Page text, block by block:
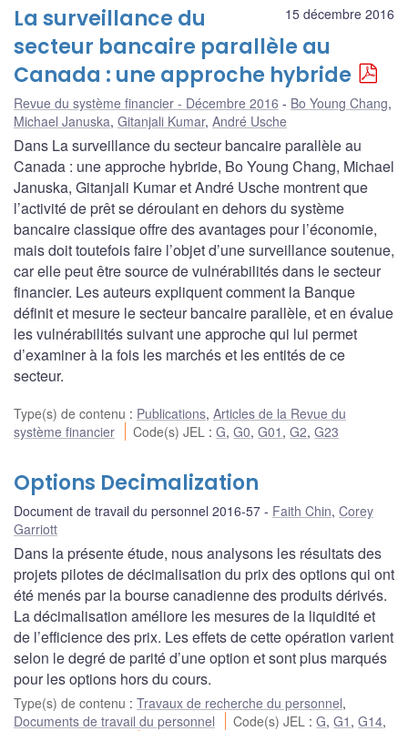
15 décembre 2016
La surveillance du
secteur bancaire parallèle au
Canada : une approche hybride
Revue du système financier - Décembre 2016 Bo Young Chang,
Michael Januska, Gitanjali Kumar, André Usche
Dans La surveillance du secteur bancaire parallèle au
Canada : une approche hybride, Bo Young Chang, Michael
Januska, Gitanjali Kumar et André Usche montrent que
l’activité de prêt se déroulant en dehors du système
bancaire classique offre des avantages pour l’économie,
mais doit toutefois faire l’objet d’une surveillance soutenue,
car elle peut être source de vulnérabilités dans le secteur
financier. Les auteurs expliquent comment la Banque
définit et mesure le secteur bancaire parallèle, et en évalue
les vulnérabilités suivant une approche qui lui permet
d’examiner à la fois les marchés et les entités de ce
secteur.
Type(s) de contenu : Publications, Articles de la Revue du
système financier
Code(s) JEL :G,G0,G01 ,G2,G23
Options Decimalization
Document de travail du personnel 2016-57 Faith Chin, Corey
Garriott
Dans la présente étude, nous analysons les résultats des
projets pilotes de décimalisation du prix des options qui ont
été menés par la bourse canadienne des produits dérivés.
La décimalisation améliore les mesures de la liquidité et
de l’efficience des prix. Les effets de cette opération varient
selon le degré de parité d’une option et sont plus marqués
pour les options hors du cours.
Type(s) de contenu : Travaux de recherche du personnel,
Documents de travail du personnel
Code(s) JEL :G,G1 ,G14,